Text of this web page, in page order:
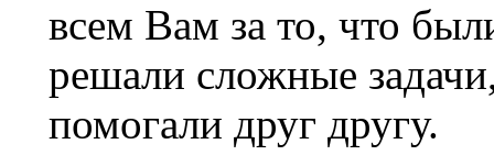
всем Вам за то, что
решали сложные
помогали друг другу.